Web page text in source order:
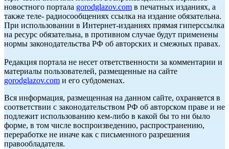
новостного портала gorodglazov.com в печатных изданиях, а
также теле- радиосообщениях ссылка на издание обязательна.
При использовании в Интернет-изданиях прямая гиперссылка
на ресурс обязательна, в противном случае будут применены
нормы законодательства РФ об авторских и смежных правах.
Редакция портала не несет ответственности за комментарии и
материалы пользователей, размещенные на сайте
gorodglazov.com и его субдоменах.
Вся информация, размещенная на данном сайте, охраняется в
соответствии с законодательством РФ об авторском праве и не
подлежит использованию кем-либо в какой бы то ни было
форме, в том числе воспроизведению, распространению,
переработке не иначе как с письменного разрешения
правообладателя.